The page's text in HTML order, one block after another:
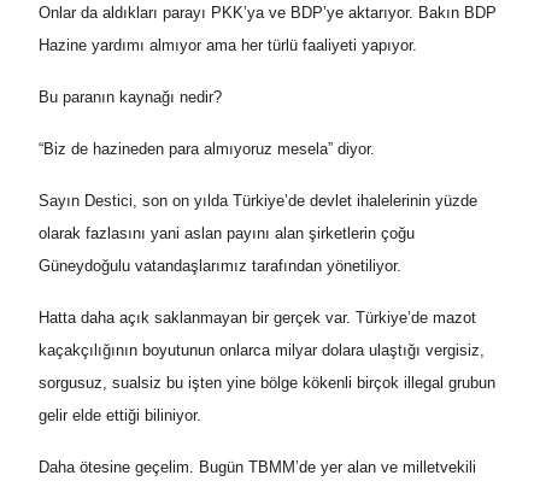
Onlar da aldıkları parayı PKK’ya ve BDP’ye aktarıyor. Bakın BDP
Hazine yardımı almıyor ama her türlü faaliyeti yapıyor.
Bu paranın kaynağı nedir?
“Biz de hazineden para almıyoruz mesela” diyor.
Sayın Destici, son on yılda Türkiye’de devlet ihalelerinin yüzde
olarak fazlasını yani aslan payını alan şirketlerin çoğu
Güneydoğulu vatandaşlarımız tarafından yönetiliyor.
Hatta daha açık saklanmayan bir gerçek var. Türkiye’de mazot
kaçakçılığının boyutunun onlarca milyar dolara ulaştığı vergisiz,
sorgusuz, sualsiz bu işten yine bölge kökenli birçok illegal grubun
gelir elde ettiği biliniyor.
Daha ötesine geçelim. Bugün TBMM’de yer alan ve milletvekili